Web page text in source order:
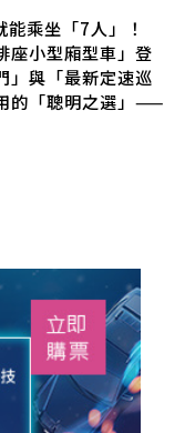
乘坐「7人」！
座小型廂型車」登
」與「最新定速巡
的「聰明之選」——